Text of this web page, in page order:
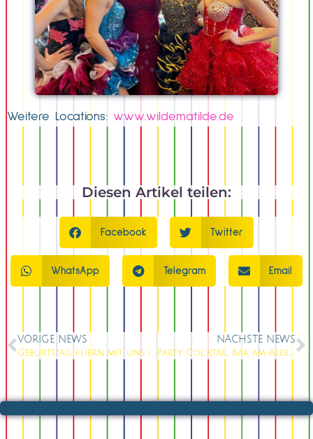
Weitere Locations: www.wildematilde.de
Diesen Artikel teilen:
Facebook Twitter
WhatsApp Telegram Email
VORIGE NEWS
Geburtstag feiern mit uns im Knutschfleck
NÄCHSTE NEWS
Party Cocktail Bar am Alexanderplatz